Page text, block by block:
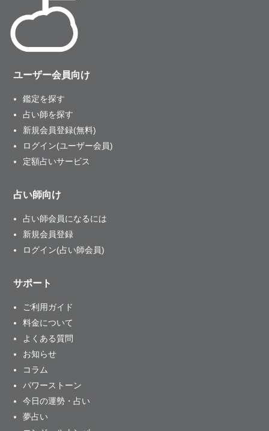
ユーザー会員向け
鑑定を探す
占い師を探す
新規会員登録(無料)
ログイン(ユーザー会員)
定額占いサービス
占い師向け
占い師会員になるには
新規会員登録
ログイン(占い師会員)
サポート
ご利用ガイド
料金について
よくある質問
お知らせ
コラム
パワーストーン
今日の運勢・占い
夢占い